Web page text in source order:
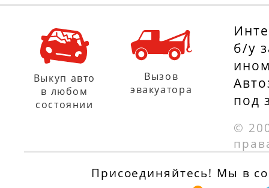
б/у
под
©
Выкуп авто
в любом
состоянии
Вызов
эвакуатора
Присоединяйтесь! Мы в